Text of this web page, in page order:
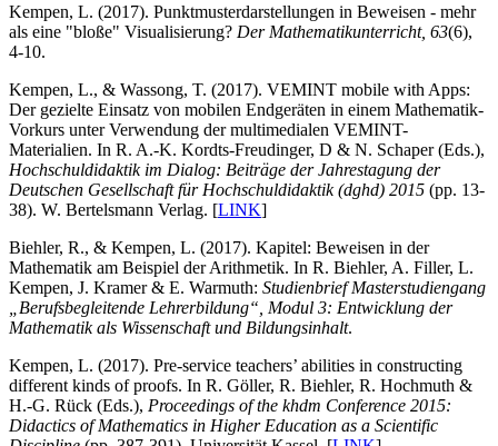
Kempen, L. (2017). Punktmusterdarstellungen in Beweisen - mehr
als eine "bloße" Visualisierung? Der Mathematikunterricht, 63(6),
4-10.
Kempen, L., & Wassong, T. (2017). VEMINT mobile with Apps:
Der gezielte Einsatz von mobilen Endgeräten in einem Mathematik-
Vorkurs unter Verwendung der multimedialen VEMINT-
Materialien. In R. A.-K. Kordts-Freudinger, D & N. Schaper (Eds.),
Hochschuldidaktik im Dialog: Beiträge der Jahrestagung der
Deutschen Gesellschaft für Hochschuldidaktik (dghd) 2015 (pp. 13-
38). W. Bertelsmann Verlag. [LINK]
Biehler, R., & Kempen, L. (2017). Kapitel: Beweisen in der
Mathematik am Beispiel der Arithmetik. In R. Biehler, A. Filler, L.
Kempen, J. Kramer & E. Warmuth: Studienbrief Masterstudiengang
„Berufsbegleitende Lehrerbildung“, Modul 3: Entwicklung der
Mathematik als Wissenschaft und Bildungsinhalt.
Kempen, L. (2017). Pre-service teachers’ abilities in constructing
different kinds of proofs. In R. Göller, R. Biehler, R. Hochmuth &
H.-G. Rück (Eds.), Proceedings of the khdm Conference 2015:
Didactics of Mathematics in Higher Education as a Scientific